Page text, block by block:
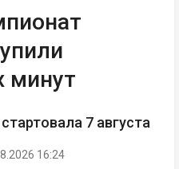
минут
7 августа
16:24